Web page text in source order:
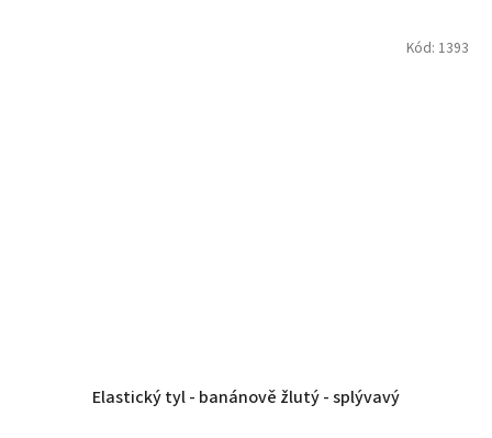
Elastický tyl - banánově žlutý - splývavý
Kód: 1393